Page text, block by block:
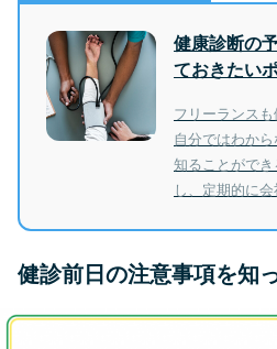
健康診断の
ておきたい
フリーランス
自分ではわか
知ることがで
し、定期的に
健診前日の注意事項を知